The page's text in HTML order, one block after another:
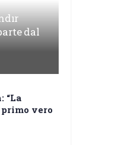
dal
“La
primo vero